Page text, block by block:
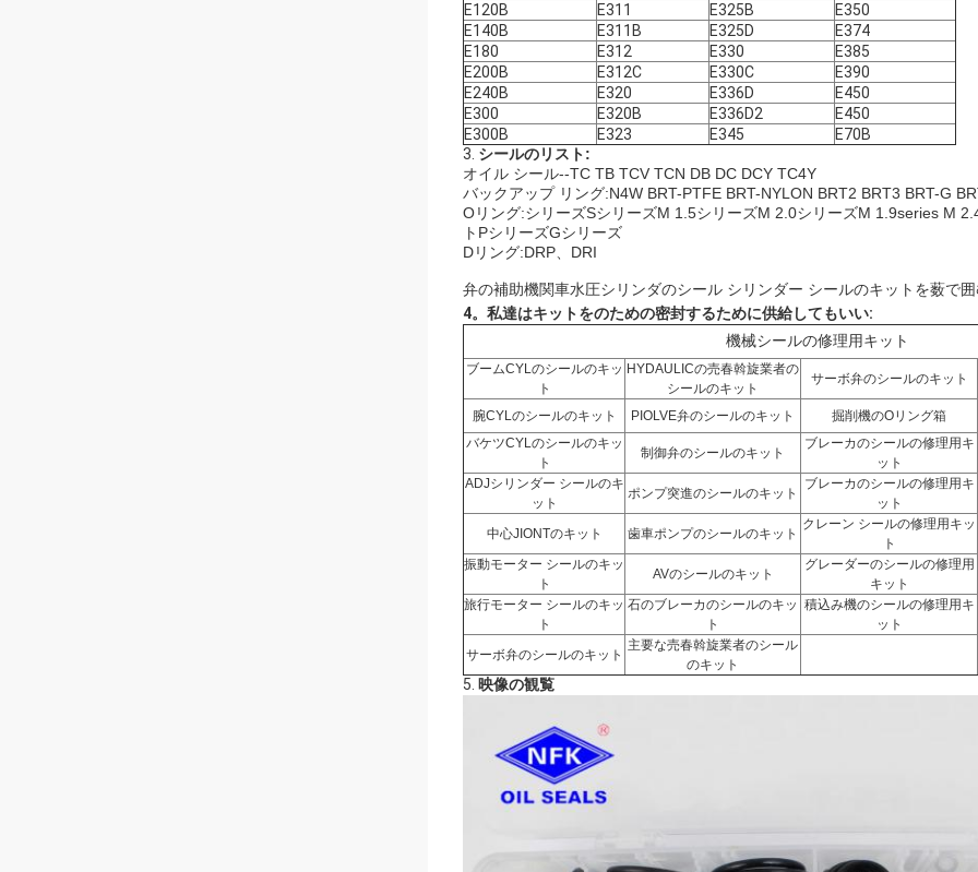
E120B
E311 E325B
E350
E140B
E311B E325D
E374
E180
E312 E330
E385
E200B
E312C E330C
E390
E240B
E320 E336D
E450
E300
E320B E336D2
E450
E300B
E323 E345
E70B
3. シールのリスト:
オイル シール--TC TB TCV TCN DB DC DCY TC4Y
バックアップ リング:N4W BRT-PTFE BRT-NYLON BRT2 BRT3 BRT-G
Oリング:シリーズSシリーズM 1.5シリーズM 2.0シリーズM 1.9series M
トPシリーズGシリーズ
Dリング:DRP、DRI
弁の補助機関車水圧シリンダのシール シリンダー シールのキットを薮で
4。 私達はキットをのための密封するために供給してもいい:
機械シールの修理用キット
ブームCYLのシールのキッ
ト
HYDAULICの売春斡旋業者の
シールのキット
サーボ弁のシールのキット
腕CYLのシールのキット PIOLVE弁のシールのキット
掘削機のOリング箱
バケツCYLのシールのキッ
ト
制御弁のシールのキット
ブレーカのシールの修理用キ
ット
ADJシリンダー シールのキ
ット
ポンプ突進のシールのキット
ブレーカのシールの修理用キ
ット
中心JIONTのキット
歯車ポンプのシールのキット
クレーン シールの修理用キッ
ト
振動モーター シールのキッ
ト
AVのシールのキット
グレーダーのシールの修理用
キット
旅行モーター シールのキッ
ト
石のブレーカのシールのキッ
ト
積込み機のシールの修理用キ
ット
サーボ弁のシールのキット
主要な売春斡旋業者のシール
のキット
5. 映像の観覧